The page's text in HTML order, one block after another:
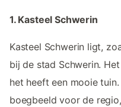
1. Kasteel Schwerin
Kasteel Schwerin ligt,
bij de stad Schwerin.
het heeft een mooie
boegbeeld voor de